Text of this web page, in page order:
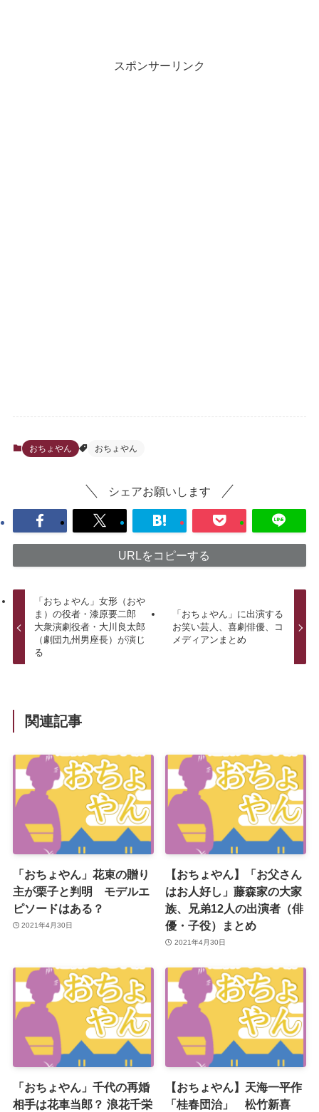
スポンサーリンク
おちょやん おちょやん
シェアお願いします
URLをコピーする
「おちょやん」女形（おや
ま）の役者・漆原要二郎
大衆演劇役者・大川良太郎
（劇団九州男座長）が演じ
る
「おちょやん」に出演する
お笑い芸人、喜劇俳優、コ
メディアンまとめ
関連記事
「おちょやん」花束の贈り
主が栗子と判明 モデルエ
ピソードはある？
2021年4月30日
【おちょやん】「お父さん
はお人好し」藤森家の大家
族、兄弟12人の出演者（俳
優・子役）まとめ
2021年4月30日
「おちょやん」千代の再婚
相手は花車当郎？ 浪花千栄
【おちょやん】天海一平作
「桂春団治」 松竹新喜